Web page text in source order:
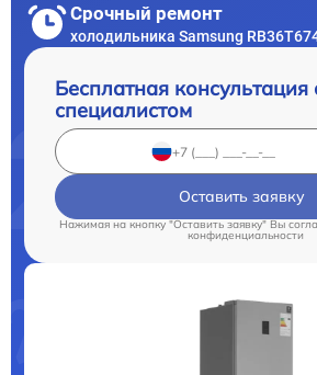
Срочный ремонт
холодильника Samsung
Бесплатная консультация
специалистом
Оставить заявку
Нажимая на кнопку "Оставить заявку" Вы
конфиденциальности